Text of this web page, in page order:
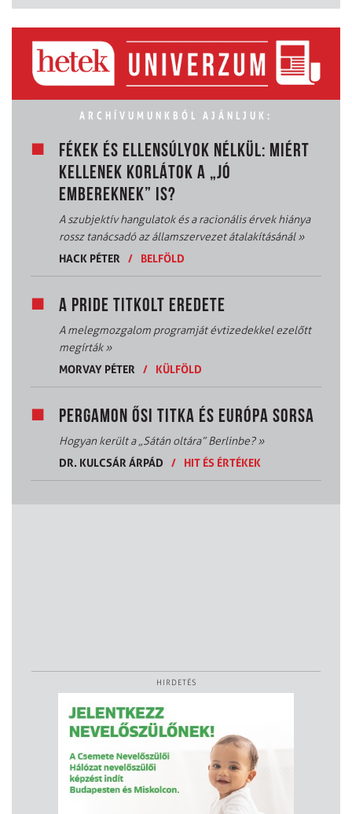
ARCHÍVUMUNKBÓL AJÁNLJUK:
FÉKEK ÉS ELLENSÚLYOK NÉLKÜL: MIÉRT
KELLENEK KORLÁTOK A „JÓ
EMBEREKNEK” IS?
A szubjektív hangulatok és a racionális érvek hiánya
rossz tanácsadó az államszervezet átalakításánál»
HACK PÉTER
/ BELFÖLD
A PRIDE TITKOLT EREDETE
A melegmozgalom programját évtizedekkel ezelőtt
megírták»
MORVAY PÉTER
/ KÜLFÖLD
PERGAMON ŐSI TITKA ÉS EURÓPA SORSA
Hogyan került a „Sátán oltára” Berlinbe?»
DR. KULCSÁR ÁRPÁD
/ HIT ÉS ÉRTÉKEK
HIRDETÉS